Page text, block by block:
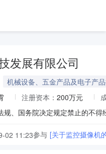
发展有限公司
机械设备、五金产品及电子产
注册资本： 200万元
02 11:23参与 [关于监控摄像机